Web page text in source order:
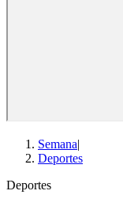
Semana|
Deportes
Deportes